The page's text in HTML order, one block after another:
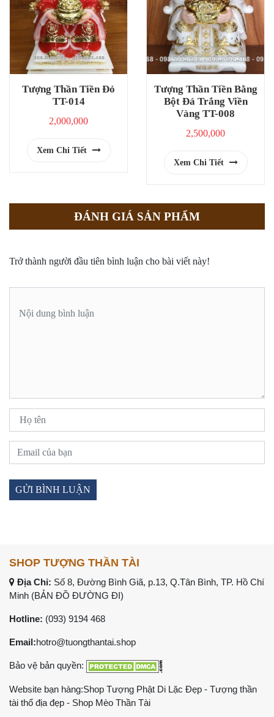
Tượng Thần Tiền Đỏ
TT-014
2,000,000
Xem Chi Tiết
Tượng Thần Tiền Bằng
Bột Đá Trắng Viền
Vàng TT-008
2,500,000
Xem Chi Tiết
ĐÁNH GIÁ SẢN PHẨM
Trở thành người đầu tiên bình luận cho bài viết này!
SHOP TƯỢNG THẦN TÀI
Địa Chỉ: Số 8, Đường Bình Giã, p.13, Q.Tân Bình, TP. Hồ Chí
Minh (BẢN ĐỒ ĐƯỜNG ĐI)
Hotline: (093) 9194 468
Email:hotro@tuongthantai.shop
Bảo vệ bản quyền:
Website bạn hàng:Shop Tượng Phật Di Lặc Đẹp - Tượng thần
tài thổ địa đẹp - Shop Mèo Thần Tài